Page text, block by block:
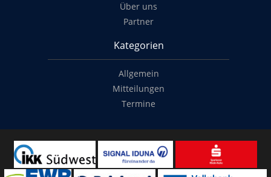
Über uns
Partner
Kategorien
Allgemein
Mitteilungen
Termine
© 2014-2022 Classymade GmbH. Alle Rechte vorbehalten.